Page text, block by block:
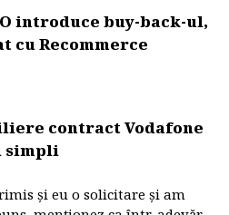
introduce buy-back-ul,
cu Recommerce
contract Vodafone
simpli
și eu o solicitare și am